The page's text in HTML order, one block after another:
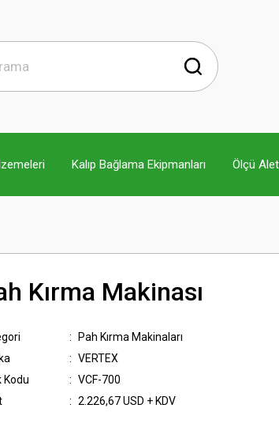
Kalıp Bağlama Ekipmanları Ölçü
Kırma Makinası
Pah Kırma Makinaları
VERTEX
Kodu
VCF-700
2.226,67 USD + KDV